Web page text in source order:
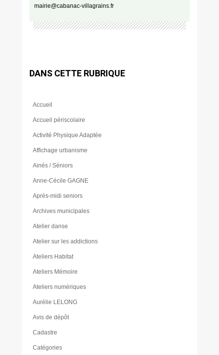
mairie@cabanac-villagrains.fr
DANS CETTE RUBRIQUE
Accueil
Accueil périscolaire
Activité Physique Adaptée
Affichage urbanisme
Ainés / Séniors
Anne-Cécile GAGNE
Après-midi seniors
Archives municipales
Atelier danse
Atelier sur les addictions
Ateliers Habitat
Ateliers Mémoire
Ateliers numériques
Aurélie LELONG
Avis de dépôt
Cadastre
Catégories